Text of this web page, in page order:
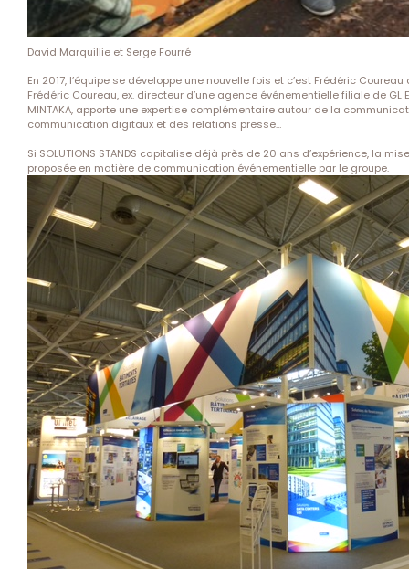
David Marquillie et Serge Fourré
En 2017, l’équipe se développe une nouvelle fois et c’est Frédéric
Frédéric Coureau, ex. directeur d’une agence événementielle filiale de
MINTAKA, apporte une expertise complémentaire autour de la
communication digitaux et des relations presse…
Si SOLUTIONS STANDS capitalise déjà près de 20 ans d’expérience, la
proposée en matière de communication événementielle par le groupe.